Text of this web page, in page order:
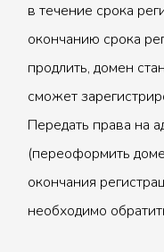
в течение срока
окончанию срока
продлить, домен
сможет
Передать права на
(переоформить
окончания
необходимо